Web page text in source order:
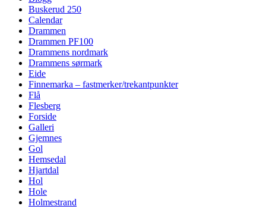
Buskerud 250
Calendar
Drammen
Drammen PF100
Drammens nordmark
Drammens sørmark
Eide
Finnemarka – fastmerker/trekantpunkter
Flå
Flesberg
Forside
Galleri
Gjemnes
Gol
Hemsedal
Hjartdal
Hol
Hole
Holmestrand